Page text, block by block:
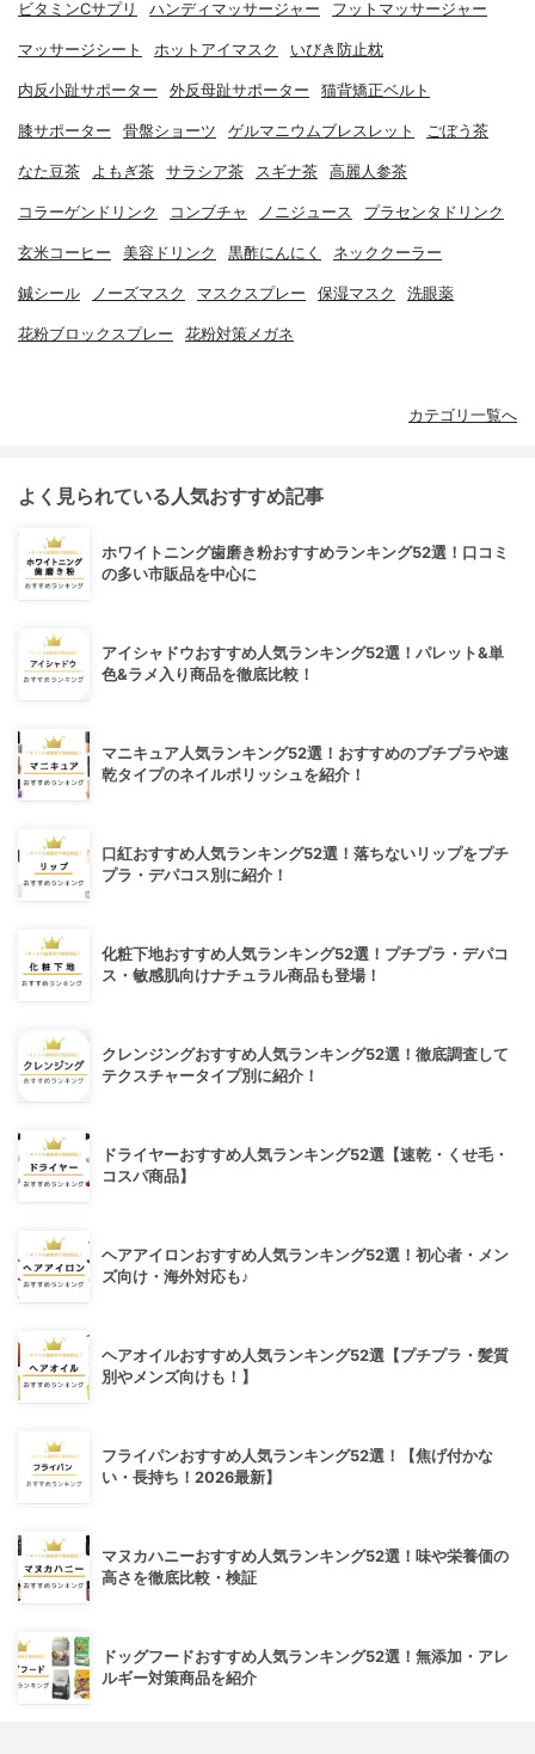
ビタミンCサプリ ハンディマッサージャー フットマッサージャー
マッサージシート ホットアイマスク いびき防止枕
内反小趾サポーター 外反母趾サポーター 猫背矯正ベルト
膝サポーター 骨盤ショーツ ゲルマニウムブレスレット ごぼう茶
なた豆茶 よもぎ茶 サラシア茶 スギナ茶 高麗人参茶
コラーゲンドリンク コンブチャ ノニジュース プラセンタドリンク
玄米コーヒー 美容ドリンク 黒酢にんにく ネッククーラー
鍼シール ノーズマスク マスクスプレー 保湿マスク 洗眼薬
花粉ブロックスプレー 花粉対策メガネ
カテゴリ一覧へ
よく見られている人気おすすめ記事
ホワイトニング歯磨き粉おすすめランキング52選！口コミ
の多い市販品を中心に
アイシャドウおすすめ人気ランキング52選！パレット&単
色&ラメ入り商品を徹底比較！
マニキュア人気ランキング52選！おすすめのプチプラや速
乾タイプのネイルポリッシュを紹介！
口紅おすすめ人気ランキング52選！落ちないリップをプチ
プラ・デパコス別に紹介！
化粧下地おすすめ人気ランキング52選！プチプラ・デパコ
ス・敏感肌向けナチュラル商品も登場！
クレンジングおすすめ人気ランキング52選！徹底調査して
テクスチャータイプ別に紹介！
ドライヤーおすすめ人気ランキング52選【速乾・くせ毛・
コスパ商品】
ヘアアイロンおすすめ人気ランキング52選！初心者・メン
ズ向け・海外対応も♪
ヘアオイルおすすめ人気ランキング52選【プチプラ・髪質
別やメンズ向けも！】
フライパンおすすめ人気ランキング52選！【焦げ付かな
い・長持ち！2026最新】
マヌカハニーおすすめ人気ランキング52選！味や栄養価の
高さを徹底比較・検証
ドッグフードおすすめ人気ランキング52選！無添加・アレ
ルギー対策商品を紹介